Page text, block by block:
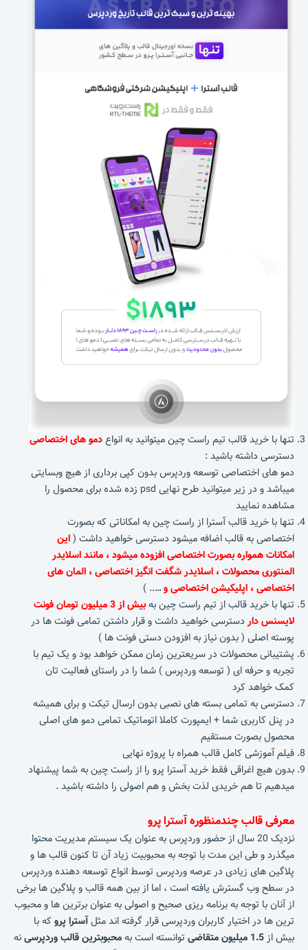
تنها با خرید قالب تیم راست چین میتوانید به انواعدمو های اختصاصی
دسترسی داشته باشید :
دمو های اختصاصی توسعه وردپرس بدون کپی برداری از هیچ وبسایتی
میباشد و در زیر میتوانید طرح نهایی psd زده شده برای محصول را
مشاهده نمایید
تنها با خرید قالب آسترا از راست چین به امکاناتی که بصورت
اختصاصی به قالب اضافه میشود دسترسی خواهید داشت (این
امکانات همواره بصورت اختصاصی افزوده میشود ، مانند اسلایدر
المنتوری محصولات ، اسلایدر شگفت انگیز اختصاصی ، المان های
اختصاصی ، اپلیکیشن اختصاصی و….. )
تنها با خرید قالب از تیم راست چین به
بیش از 3 میلیون تومان فونت
لایسنس دار دسترسی خواهید داشت و قرار داشتن تمامی فونت ها در
پوسته اصلی ( بدون نیاز به افزودن دستی فونت ها )
پشتیبانی محصولات در سریعترین زمان ممکن خواهد بود و یک تیم با
تجربه و حرفه ای ( توسعه وردپرس ) شما را در راستای فعالیت تان
کمک خواهد کرد
دسترسی به تمامی بسته های نصبی بدون ارسال تیکت و برای همیشه
در پنل کاربری شما + ایمپورت کاملا اتوماتیک تمامی دمو های اصلی
محصول بصورت مستقیم
فیلم آموزشی کامل قالب همراه با پروژه نهایی
بدون هیچ اغراقی فقط خرید آسترا پرو را از راست چین به شما پیشنهاد
میدهیم تا هم خریدی لذت بخش و هم اصولی را داشته باشید .
معرفی قالب چندمنظوره آسترا پرو
نزدیک 20 سال از حضور وردپرس به عنوان یک سیستم مدیریت محتوا
میگذرد و طی این مدت با توجه به محبوبیت زیاد آن تا کنون قالب ها و
پلاگین های زیادی در عرصه وردپرس توسط انواع توسعه دهنده وردپرس
در سطح وب گسترش یافته است ، اما از بین همه قالب و پلاگین ها برخی
از آنان با توجه به برنامه ریزی صحیح و اصولی به عنوان برترین ها و محبوب
ترین ها در اختیار کاربران وردپرسی قرار گرفته اند مثلآسترا پروکه با
بیش از1.5 میلیون متقاضی توانسته است بهمحبوبترین قالب وردپرسینه